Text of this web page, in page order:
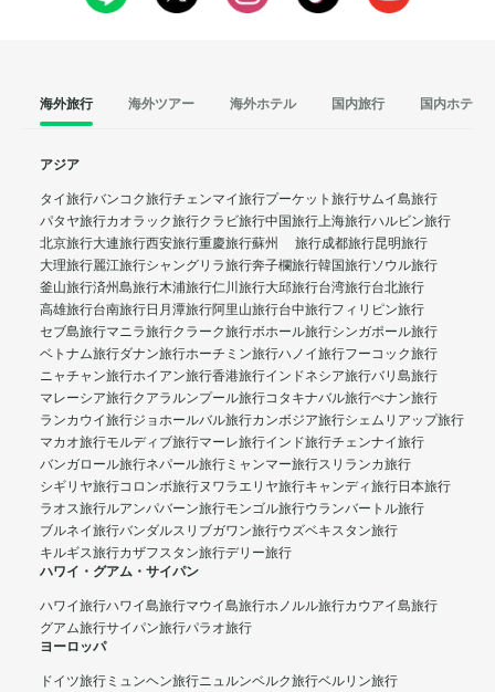
海外旅行 海外ツアー 海外ホテル 国内旅行 国内ホテル
アジア
タイ旅行バンコク旅行チェンマイ旅行プーケット旅行サムイ島旅行
パタヤ旅行カオラック旅行クラビ旅行中国旅行上海旅行ハルビン旅行
北京旅行大連旅行西安旅行重慶旅行蘇州 旅行成都旅行昆明旅行
大理旅行麗江旅行シャングリラ旅行奔子欄旅行韓国旅行ソウル旅行
釜山旅行済州島旅行木浦旅行仁川旅行大邱旅行台湾旅行台北旅行
高雄旅行台南旅行日月潭旅行阿里山旅行台中旅行フィリピン旅行
セブ島旅行マニラ旅行クラーク旅行ボホール旅行シンガポール旅行
ベトナム旅行ダナン旅行ホーチミン旅行ハノイ旅行フーコック旅行
ニャチャン旅行ホイアン旅行香港旅行インドネシア旅行バリ島旅行
マレーシア旅行クアラルンプール旅行コタキナバル旅行ぺナン旅行
ランカウイ旅行ジョホールバル旅行カンボジア旅行シェムリアップ旅行
マカオ旅行モルディブ旅行マーレ旅行インド旅行チェンナイ旅行
バンガロール旅行ネパール旅行 ミャンマー旅行スリランカ旅行
シギリヤ旅行コロンボ旅行ヌワラエリヤ旅行キャンディ旅行日本旅行
ラオス旅行ルアンパバーン旅行モンゴル旅行ウランバートル旅行
ブルネイ旅行バンダルスリブガワン旅行ウズベキスタン旅行
キルギス旅行カザフスタン旅行デリー旅行
ハワイ・グアム・サイパン
ハワイ旅行ハワイ島旅行マウイ島旅行ホノルル旅行カウアイ島旅行
グアム旅行サイパン旅行パラオ旅行
ヨーロッパ
ドイツ旅行 ミュンヘン旅行ニュルンベルク旅行ベルリン旅行